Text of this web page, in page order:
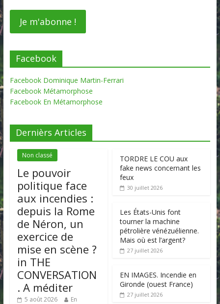
Facebook
Facebook Dominique Martin-Ferrari
Facebook Métamorphose
Facebook En Métamorphose
Dernièrs Articles
Non classé
Le pouvoir
politique face
aux incendies :
depuis la Rome
de Néron, un
exercice de
mise en scène ?
in THE
CONVERSATION
. A méditer
5 août 2026
En
TORDRE LE COU aux
fake news concernant les
feux
30 juillet 2026
Les États-Unis font
tourner la machine
pétrolière vénézuélienne.
Mais où est l’argent?
27 juillet 2026
EN IMAGES. Incendie en
Gironde (ouest France)
27 juillet 2026